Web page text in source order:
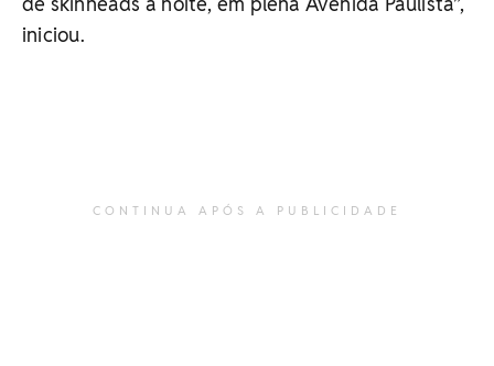
iniciou.
CONTINUA APÓS A PUBLICIDADE